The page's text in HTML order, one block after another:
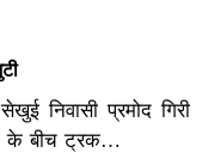
निवासी प्रमोद गिरी
के बीच ट्रक…